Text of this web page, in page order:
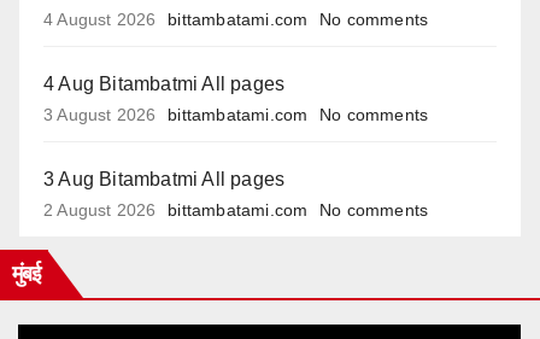
4 August 2026 bittambatami.com No comments
4 Aug Bitambatmi All pages
3 August 2026 bittambatami.com No comments
3 Aug Bitambatmi All pages
2 August 2026 bittambatami.com No comments
मुंबई